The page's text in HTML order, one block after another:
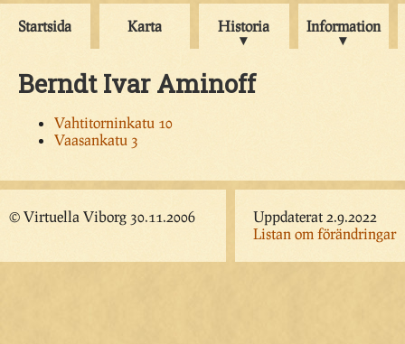
Startsida Karta Historia Information
Berndt Ivar Aminoff
Vahtitorninkatu 10
Vaasankatu 3
© Virtuella Viborg 30.11.2006
Uppdaterat 2.9.2022
Listan om förändringar